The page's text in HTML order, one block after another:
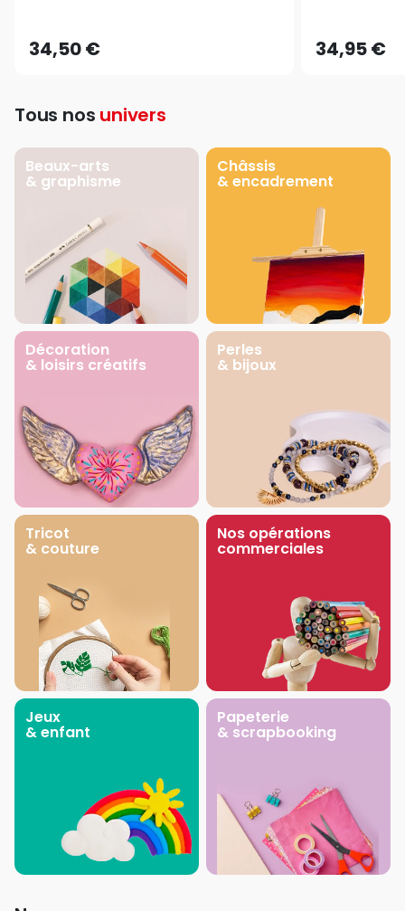
34,50 € 34,95 €
Tous nos univers
Beaux-arts
& graphisme
Châssis
& encadrement
Décoration
& loisirs créatifs
Perles
& bijoux
Tricot
& couture
Nos opérations
commerciales
Jeux
& enfant
Papeterie
& scrapbooking